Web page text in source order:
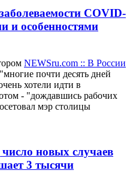
COVID-
и особенностями
NEWSru.com :: В России
почти десять дней
хотели идти в
- "дождавшись рабочих
мэр столицы
новых случаев
3 тысячи